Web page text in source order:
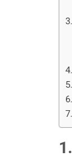
1.